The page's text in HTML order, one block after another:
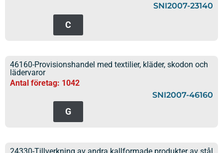
SNI2007-23140
C
46160-Provisionshandel med textilier, kläder, skodon och
lädervaror
Antal företag: 1042
SNI2007-46160
G